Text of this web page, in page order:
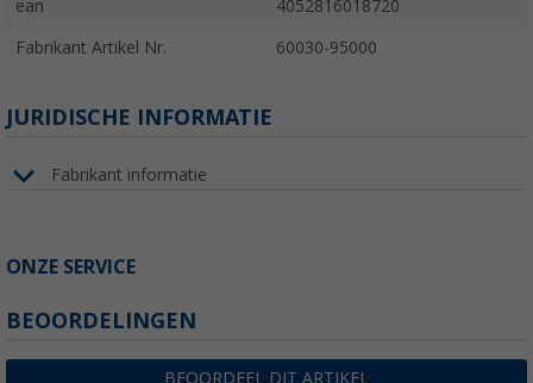
ean 4052816018720
Fabrikant Artikel Nr. 60030-95000
JURIDISCHE INFORMATIE
Fabrikant informatie
ONZE SERVICE
BEOORDELINGEN
BEOORDEEL DIT ARTIKEL